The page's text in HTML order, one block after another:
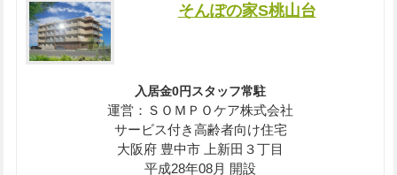
そんぽの家S桃山台
入居金0円スタッフ常駐
運営：ＳＯＭＰＯケア株式会社
サービス付き高齢者向け住宅
大阪府 豊中市 上新田３丁目
平成28年08月 開設